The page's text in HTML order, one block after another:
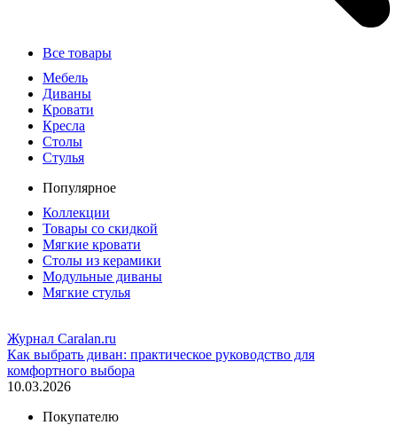
Все товары
Мебель
Диваны
Кровати
Кресла
Столы
Стулья
Популярное
Коллекции
Товары со скидкой
Мягкие кровати
Столы из керамики
Модульные диваны
Мягкие стулья
Журнал Caralan.ru
Как выбрать диван: практическое руководство для
комфортного выбора
10.03.2026
Покупателю